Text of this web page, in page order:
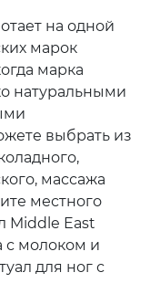
на одной
марок
марка
натуральными
выбрать из
массажа
местного
Middle East
с молоком и
для ног с